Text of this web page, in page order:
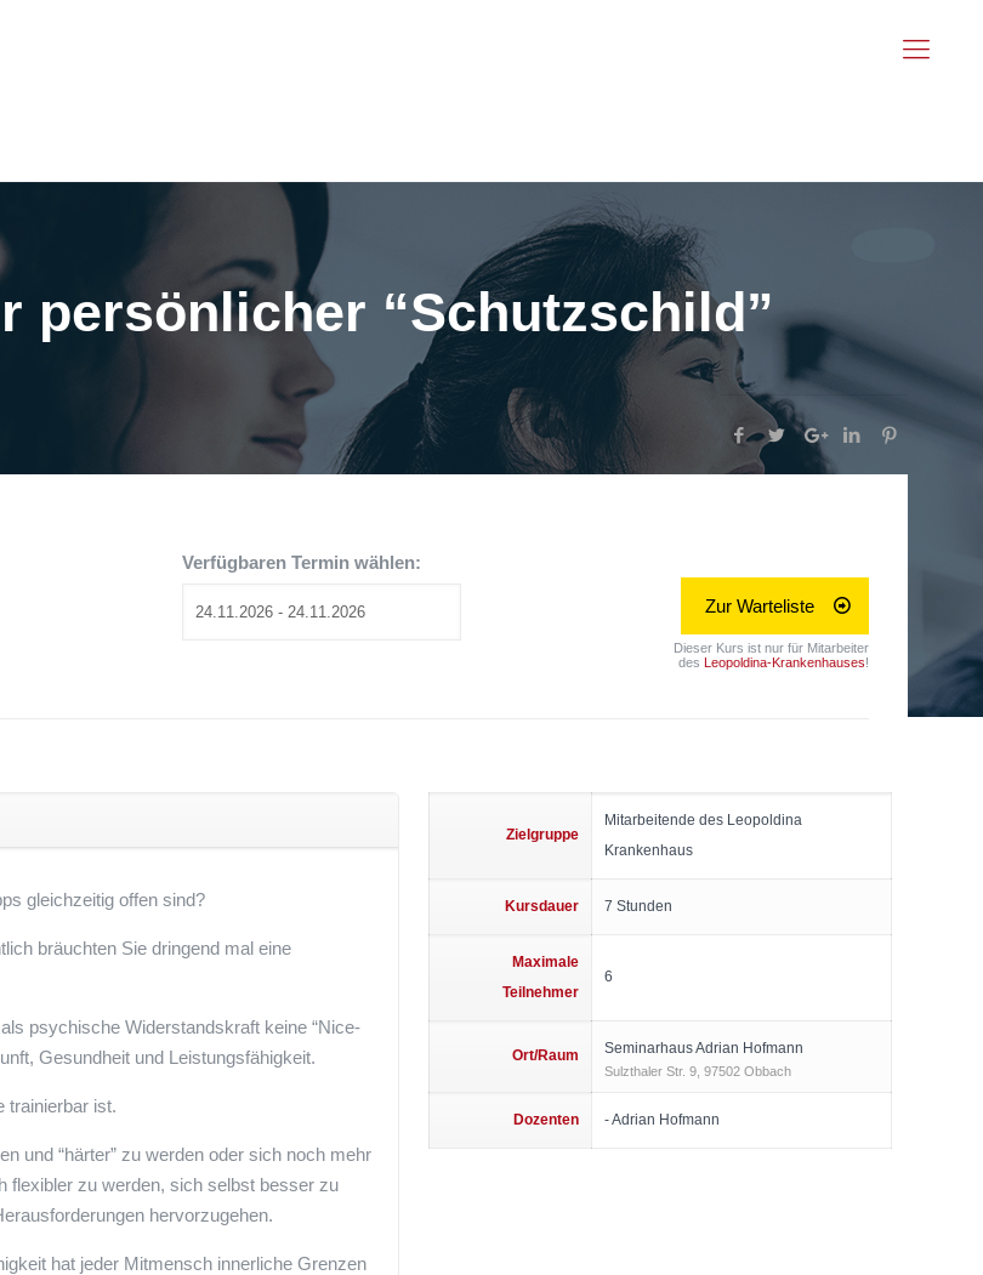
persönlicher “Schutzschild”
Verfügbaren Termin wählen:
Zur Warteliste
Dieser Kurs ist nur für Mitarbeiter
desLeopoldina-Krankenhauses!
gleichzeitig offen sind?
bräuchten Sie dringend mal eine
als psychische Widerstandskraft keine “Nice-
Gesundheit und Leistungsfähigkeit.
trainierbar ist.
und “härter” zu werden oder sich noch mehr
flexibler zu werden, sich selbst besser zu
hervorzugehen.
hat jeder Mitmensch innerliche Grenzen
Zielgruppe
Mitarbeitende des Leopoldina
Krankenhaus
Kursdauer 7 Stunden
Maximale
Teilnehmer
6
Ort/Raum Seminarhaus Adrian Hofmann
Sulzthaler Str. 9, 97502 Obbach
Dozenten - Adrian Hofmann